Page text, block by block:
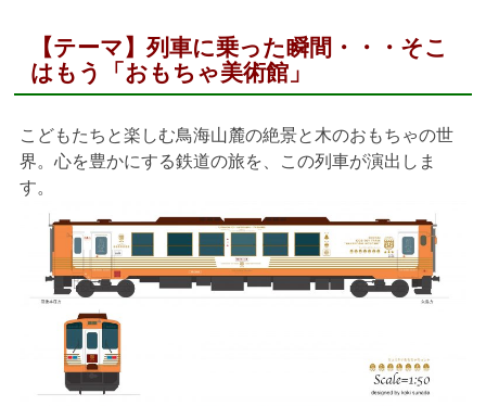
【テーマ】列車に乗った瞬間・・・そこ
はもう「おもちゃ美術館」
こどもたちと楽しむ鳥海山麓の絶景と木のおもちゃの世
界。心を豊かにする鉄道の旅を、この列車が演出しま
す。